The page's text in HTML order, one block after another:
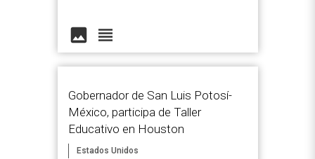
image view_headline
Gobernador de San Luis Potosí-
México, participa de Taller
Educativo en Houston
Estados Unidos